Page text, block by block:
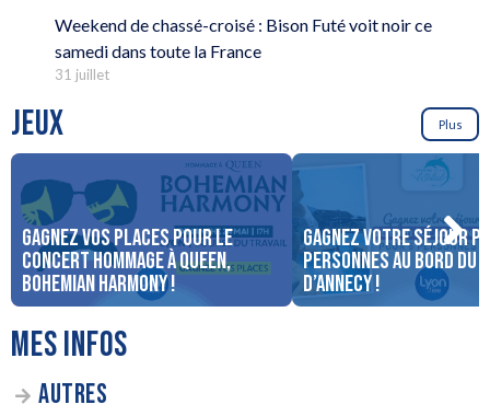
Weekend de chassé-croisé : Bison Futé voit noir ce
samedi dans toute la France
31 juillet
JEUX Plus
Gagnez vos places pour le
concert Hommage à Queen,
Bohemian Harmony !
Gagnez votre séjour
personnes au bord du
d’Annecy !
MES INFOS
AUTRES